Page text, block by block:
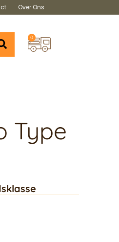
Over Ons
0
Type